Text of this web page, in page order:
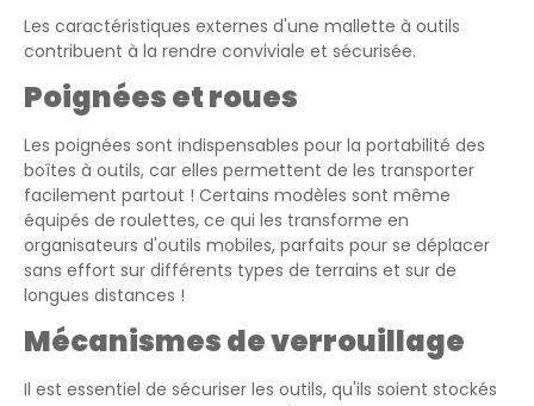
Les caractéristiques externes d'une mallette à outils
contribuent à la rendre conviviale et sécurisée.
Poignées et roues
Les poignées sont indispensables pour la portabilité des
boîtes à outils, car elles permettent de les transporter
facilement partout ! Certains modèles sont même
équipés de roulettes, ce qui les transforme en
organisateurs d'outils mobiles, parfaits pour se déplacer
sans effort sur différents types de terrains et sur de
longues distances !
Mécanismes de verrouillage
Il est essentiel de sécuriser les outils, qu'ils soient stockés